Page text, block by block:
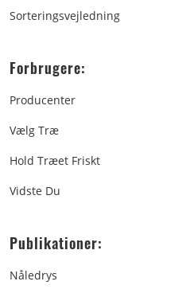
Sorteringsvejledning
Forbrugere:
Producenter
Vælg Træ
Hold Træet Friskt
Vidste Du
Publikationer:
Nåledrys